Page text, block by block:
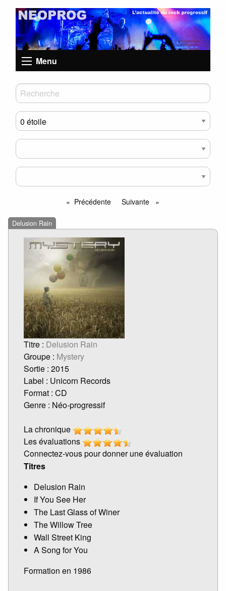
Menu
Précédente
Suivante
Delusion Rain
Titre : Delusion Rain
Groupe : Mystery
Sortie : 2015
Label : Unicorn Records
Format : CD
Genre : Néo-progressif
La chronique
Les évaluations
Connectez-vous pour donner une évaluation
Titres
Delusion Rain
If You See Her
The Last Glass of Winer
The Willow Tree
Wall Street King
A Song for You
Formation en 1986